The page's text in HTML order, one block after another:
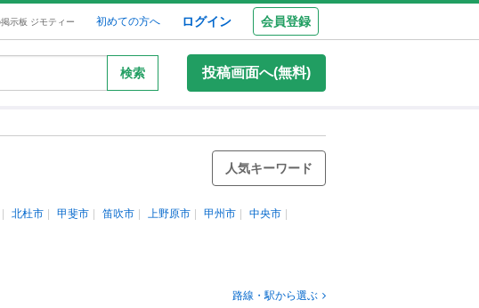
示板 ジモティー 初めての方へ ログイン 会員登録
検索 投稿画面へ(無料)
人気キーワード
北杜市 甲斐市 笛吹市 上野原市 甲州市
中央市
路線・駅から選ぶ